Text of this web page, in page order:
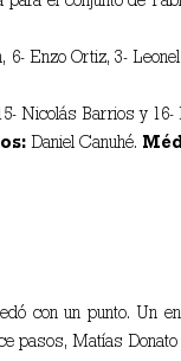
Enzo Ortiz, 3-
Nicolás Barrios y 16-
Daniel Canuhé.
con un punto. Un
pasos, Matías